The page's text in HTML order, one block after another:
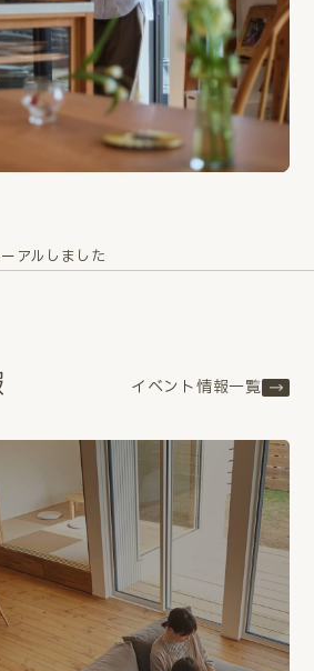
アルしました
イベント情報一覧